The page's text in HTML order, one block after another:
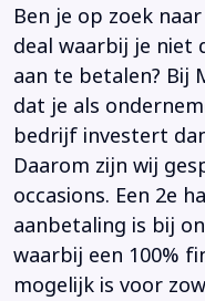
Ben je op zoek
deal waarbij je niet
aan te betalen? Bij
dat je als
bedrijf investert
Daarom zijn wij
occasions. Een 2e
aanbetaling is bij
waarbij een 100%
mogelijk is voor